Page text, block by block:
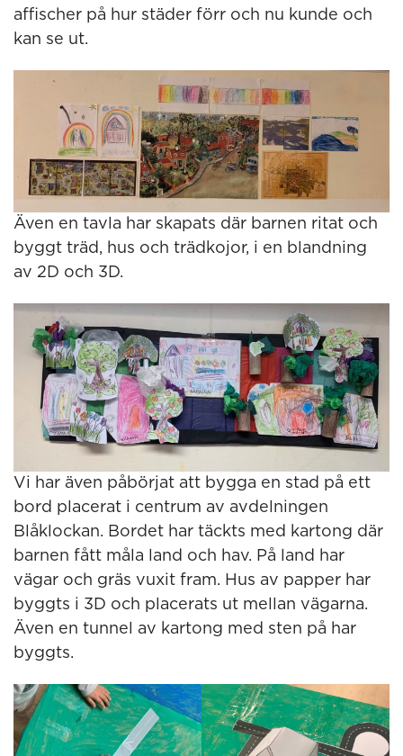
affischer på hur städer förr och nu kunde och
kan se ut.
Även en tavla har skapats där barnen ritat och
byggt träd, hus och trädkojor, i en blandning
av 2D och 3D.
Vi har även påbörjat att bygga en stad på ett
bord placerat i centrum av avdelningen
Blåklockan. Bordet har täckts med kartong där
barnen fått måla land och hav. På land har
vägar och gräs vuxit fram. Hus av papper har
byggts i 3D och placerats ut mellan vägarna.
Även en tunnel av kartong med sten på har
byggts.